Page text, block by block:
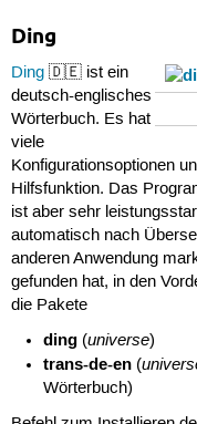
Ding
Ding🇩🇪 ist ein
deutsch-englisches
Wörterbuch. Es hat
viele
Konfigurationsoptionen
Hilfsfunktion. Das
ist aber sehr
automatisch nach
anderen Anwendung
gefunden hat, in den
die Pakete
ding (universe)
trans-de-en (
Wörterbuch)